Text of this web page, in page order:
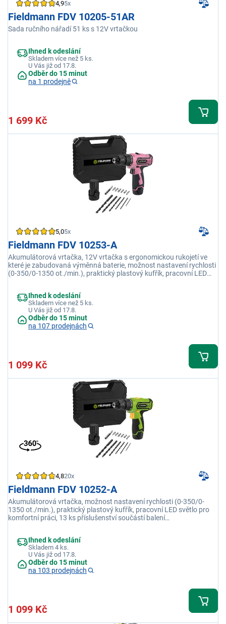
4,95x
Fieldmann FDV 10205-51AR
Sada ručního nářadí 51 ks s 12V vrtačkou
Ihned k odeslání
Skladem více než 5 ks.
U Vás již od 17.8.
Odběr do 15 minut
na 1 prodejně
1 699 Kč
5,05x
Fieldmann FDV 10253-A
Akumulátorová vrtačka, 12V vrtačka s ergonomickou rukojetí ve
které je zabudovaná výměnná baterie, možnost nastavení rychlosti
(0-350/0-1350 ot./min.), praktický plastový kufřík, pracovní LED
1, max točivý moment: 25 Nm
Ihned k odeslání
Skladem více než 5 ks.
U Vás již od 17.8.
Odběr do 15 minut
na 107 prodejnách
1 099 Kč
4,820x
Fieldmann FDV 10252-A
Akumulátorová vrtačka, možnost nastavení rychlosti (0-350/0-
1350 ot./min.), praktický plastový kufřík, pracovní LED světlo pro
komfortní práci, 13 ks příslušenství součástí balení
Ihned k odeslání
Skladem 4 ks.
U Vás již od 17.8.
Odběr do 15 minut
na 103 prodejnách
1 099 Kč